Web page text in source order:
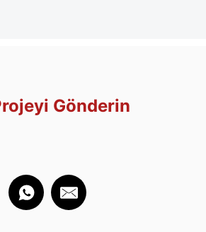
Gönderin